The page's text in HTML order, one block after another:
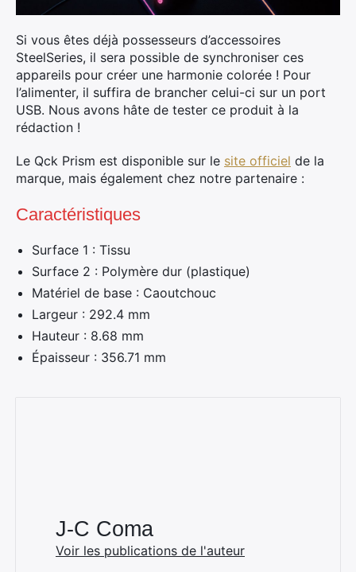
Si vous êtes déjà possesseurs d’accessoires
SteelSeries, il sera possible de synchroniser ces
appareils pour créer une harmonie colorée ! Pour
l’alimenter, il suffira de brancher celui-ci sur un port
USB. Nous avons hâte de tester ce produit à la
rédaction !
Le Qck Prism est disponible sur le site officiel de la
marque, mais également chez notre partenaire :
Caractéristiques
Surface 1 : Tissu
Surface 2 : Polymère dur (plastique)
Matériel de base : Caoutchouc
Largeur : 292.4 mm
Hauteur : 8.68 mm
Épaisseur : 356.71 mm
J-C Coma
Voir les publications de l'auteur